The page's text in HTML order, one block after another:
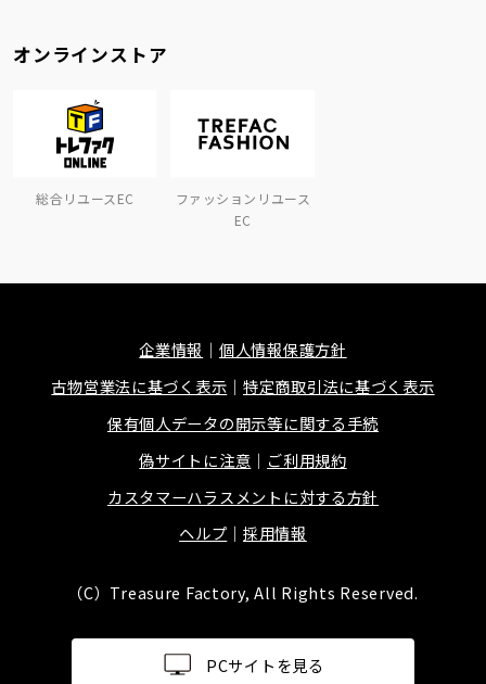
オンラインストア
総合リユースEC
ファッションリユース
EC
企業情報
個人情報保護方針
古物営業法に基づく表示
特定商取引法に基づく表示
保有個人データの開示等に関する手続
偽サイトに注意
ご利用規約
カスタマーハラスメントに対する方針
ヘルプ
採用情報
（C）Treasure Factory, All Rights Reserved.
PCサイトを見る